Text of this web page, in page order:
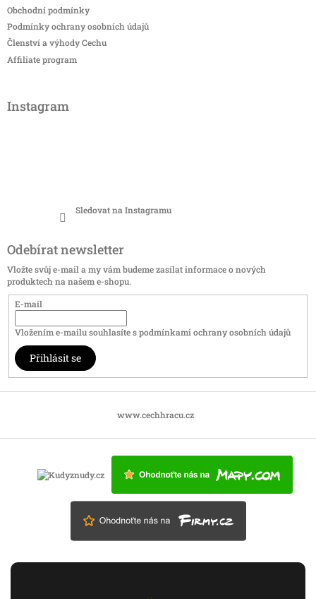
Obchodní podmínky
Podmínky ochrany osobních údajů
Členství a výhody Cechu
Affiliate program
Instagram
Sledovat na Instagramu
Odebírat newsletter
Vložte svůj e-mail a my vám budeme zasílat informace o nových
produktech na našem e-shopu.
E-mail
Vložením e-mailu souhlasíte spodmínkami ochrany osobních údajů
Přihlásit se
www.cechhracu.cz